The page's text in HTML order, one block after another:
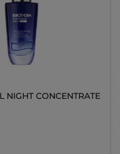
NIGHT CONCENTRATE